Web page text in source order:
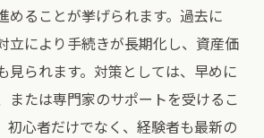
めることが挙げられます。過去に
立により手続きが長期化し、資産価
見られます。対策としては、早めに
または専門家のサポートを受けるこ
初心者だけでなく、経験者も最新の